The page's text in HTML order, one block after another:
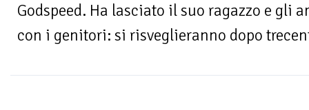
Godspeed. Ha lasciato il suo ragazzo e gli
con i genitori: si risveglieranno dopo